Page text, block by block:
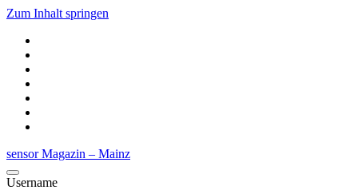
Zum Inhalt springen
sensor Magazin – Mainz
Username